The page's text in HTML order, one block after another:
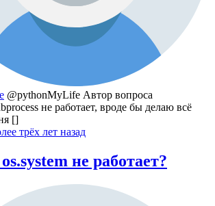
@pythonMyLife Автор вопроса
не работает, вроде бы делаю всё
[]
трёх лет назад
не работает?